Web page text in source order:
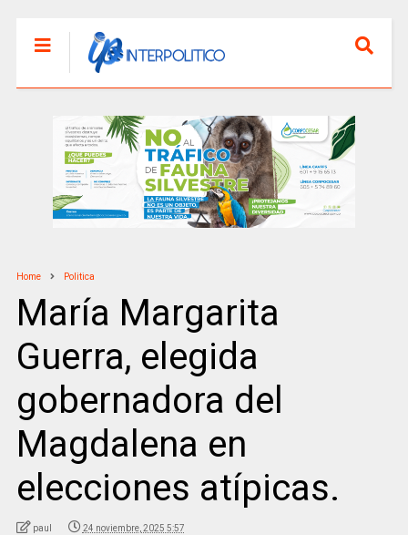
Home Politica
María Margarita
Guerra, elegida
gobernadora del
Magdalena en
elecciones atípicas.
paul 24 noviembre, 2025 5:57